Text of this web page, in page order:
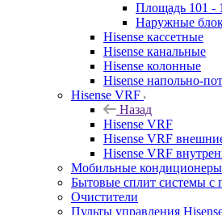
Площадь 101 -
Наружные
Hisense кассетные
Hisense канальные
Hisense колонные
Hisense напольно-
Hisense VRF
Назад
Hisense VRF
Hisense VRF
Hisense VRF
Мобильные кондиционеры
Бытовые сплит системы с
Очистители
Пульты управления